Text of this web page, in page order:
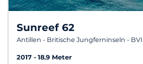
Sunreef 62
Antillen - Britische Jungferninseln - BVI
2017
18.9 Meter